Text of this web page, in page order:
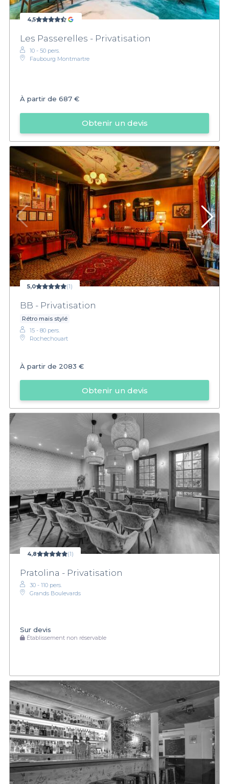
4,5
Les Passerelles - Privatisation
10 - 50 pers.
Faubourg Montmartre
À partir de 687 €
Obtenir un devis
5,0 (1)
BB - Privatisation
Rétro mais stylé
15 - 80 pers.
Rochechouart
À partir de 2083 €
Obtenir un devis
4,8 (1)
Pratolina - Privatisation
30 - 110 pers.
Grands Boulevards
Sur devis
Établissement non réservable